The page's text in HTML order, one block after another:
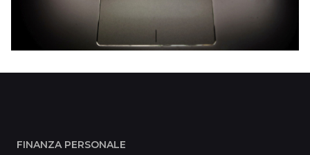
FINANZA PERSONALE